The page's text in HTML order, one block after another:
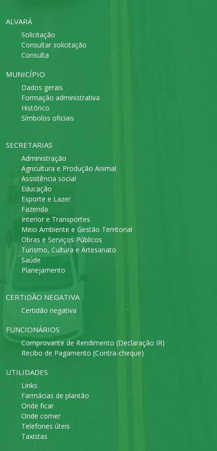
ALVARÁ
Solicitação
Consultar solicitação
Consulta
MUNICÍPIO
Dados gerais
Formação administrativa
Histórico
Símbolos oficiais
SECRETARIAS
Administração
Agricultura e Produção Animal
Assistência social
Educação
Esporte e Lazer
Fazenda
Interior e Transportes
Meio Ambiente e Gestão Territorial
Obras e Serviços Públicos
Turismo, Cultura e Artesanato
Saúde
Planejamento
CERTIDÃO NEGATIVA
Certidão negativa
FUNCIONÁRIOS
Comprovante de Rendimento (Declaração IR)
Recibo de Pagamento (Contra-cheque)
UTILIDADES
Links
Farmácias de plantão
Onde ficar
Onde comer
Telefones úteis
Taxistas